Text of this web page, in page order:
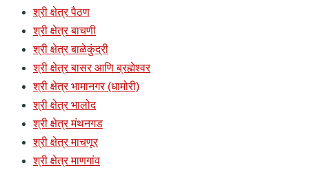
श्री क्षेत्र पैठण
श्री क्षेत्र बाचणी
श्री क्षेत्र बाळेकुंद्री
श्री क्षेत्र बासर आणि ब्रह्मेश्वर
श्री क्षेत्र भामानगर (धामोरी)
श्री क्षेत्र भालोद
श्री क्षेत्र मंथनगड
श्री क्षेत्र माचणूर
श्री क्षेत्र माणगांव